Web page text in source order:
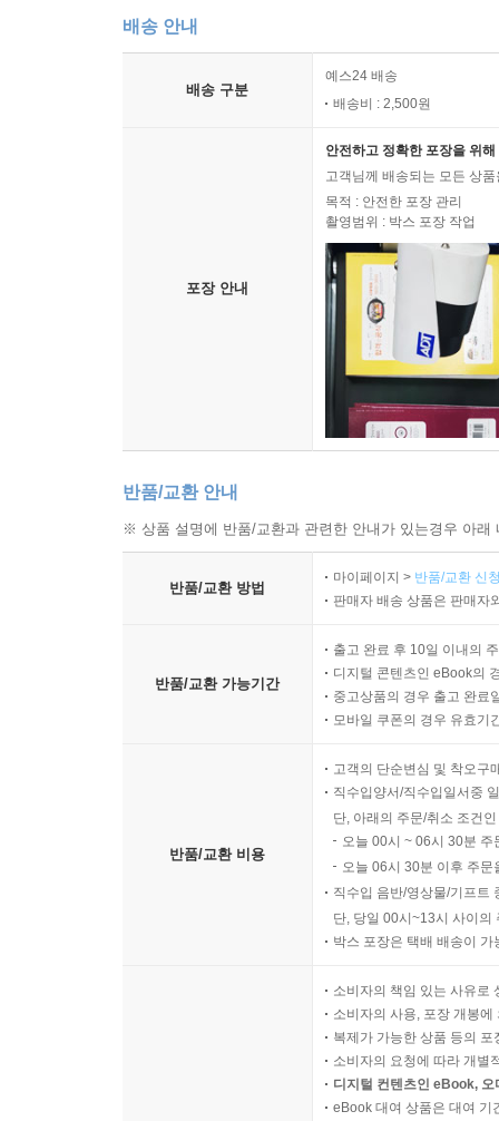
배송 안내
배송 구분
예스24 배송
배송비 : 2,500원
포장 안내
안전하고 정확한 포장을 위
고객님께 배송되는 모든 상
목적 : 안전한 포장 관리
촬영범위 : 박스 포장 작업
반품/교환 안내
※ 상품 설명에 반품/교환과 관련한 안내가 있는경우 아
반품/교환 방법
마이페이지 > 반품/교환 신
판매자 배송 상품은 판매자
반품/교환 가능기간
출고 완료 후 10일 이내의
디지털 콘텐츠인 eBook의
중고상품의 경우 출고 완료
모바일 쿠폰의 경우 유효기
반품/교환 비용
고객의 단순변심 및 착오구
직수입양서/직수입일서중
단, 아래의 주문/취소 조건
오늘 00시 ~ 06시 30분
오늘 06시 30분 이후 주
직수입 음반/영상물/기프트
단, 당일 00시~13시 사이의
박스 포장은 택배 배송이
소비자의 책임 있는 사유로
소비자의 사용, 포장 개봉
복제가 가능한 상품 등의
소비자의 요청에 따라 개별
디지털 컨텐츠인 eBook,
eBook 대여 상품은 대여 기